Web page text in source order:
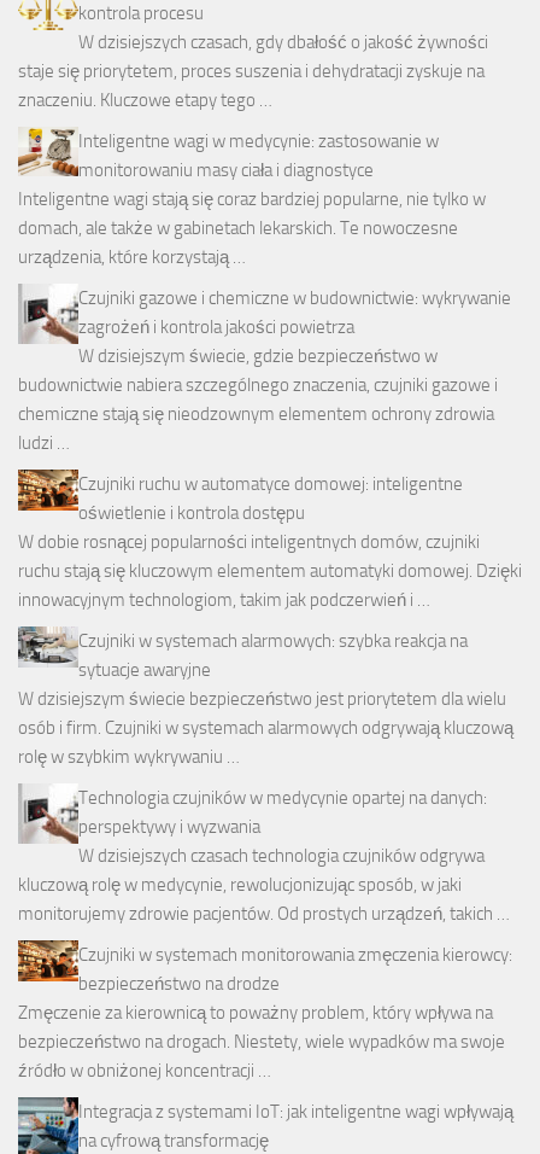
kontrola procesu
W dzisiejszych czasach, gdy dbałość o jakość żywności
staje się priorytetem, proces suszenia i dehydratacji zyskuje na
znaczeniu. Kluczowe etapy tego …
Inteligentne wagi w medycynie: zastosowanie w
monitorowaniu masy ciała i diagnostyce
Inteligentne wagi stają się coraz bardziej popularne, nie tylko w
domach, ale także w gabinetach lekarskich. Te nowoczesne
urządzenia, które korzystają …
Czujniki gazowe i chemiczne w budownictwie: wykrywanie
zagrożeń i kontrola jakości powietrza
W dzisiejszym świecie, gdzie bezpieczeństwo w
budownictwie nabiera szczególnego znaczenia, czujniki gazowe i
chemiczne stają się nieodzownym elementem ochrony zdrowia
ludzi …
Czujniki ruchu w automatyce domowej: inteligentne
oświetlenie i kontrola dostępu
W dobie rosnącej popularności inteligentnych domów, czujniki
ruchu stają się kluczowym elementem automatyki domowej. Dzięki
innowacyjnym technologiom, takim jak podczerwień i …
Czujniki w systemach alarmowych: szybka reakcja na
sytuacje awaryjne
W dzisiejszym świecie bezpieczeństwo jest priorytetem dla wielu
osób i firm. Czujniki w systemach alarmowych odgrywają kluczową
rolę w szybkim wykrywaniu …
Technologia czujników w medycynie opartej na danych:
perspektywy i wyzwania
W dzisiejszych czasach technologia czujników odgrywa
kluczową rolę w medycynie, rewolucjonizując sposób, w jaki
monitorujemy zdrowie pacjentów. Od prostych urządzeń, takich …
Czujniki w systemach monitorowania zmęczenia kierowcy:
bezpieczeństwo na drodze
Zmęczenie za kierownicą to poważny problem, który wpływa na
bezpieczeństwo na drogach. Niestety, wiele wypadków ma swoje
źródło w obniżonej koncentracji …
Integracja z systemami IoT: jak inteligentne wagi wpływają
na cyfrową transformację